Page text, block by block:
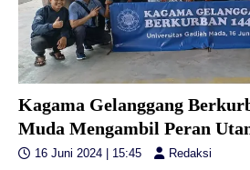
Kagama Gelanggang
Muda Mengambil Peran
16 Juni 2024 | 15:45 Redaksi